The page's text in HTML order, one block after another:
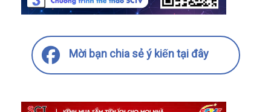
Mời bạn chia sẻ ý kiến tại đây